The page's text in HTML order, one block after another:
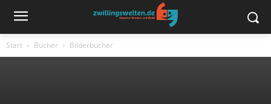
Start Bücher Bilderbücher